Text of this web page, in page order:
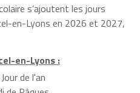
s’ajoutent les jours
en-Lyons en 2026 et 2027,
en-Lyons :
de l'an